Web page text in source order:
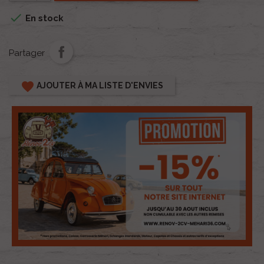
 En stock
Partager
favorite AJOUTER À MA LISTE D'ENVIES